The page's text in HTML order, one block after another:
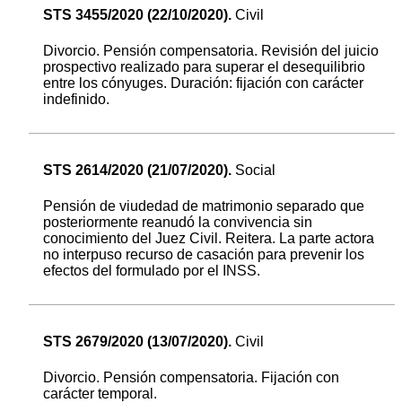
STS 3455/2020 (22/10/2020). Civil
Divorcio. Pensión compensatoria. Revisión del juicio
prospectivo realizado para superar el desequilibrio
entre los cónyuges. Duración: fijación con carácter
indefinido.
STS 2614/2020 (21/07/2020). Social
Pensión de viudedad de matrimonio separado que
posteriormente reanudó la convivencia sin
conocimiento del Juez Civil. Reitera. La parte actora
no interpuso recurso de casación para prevenir los
efectos del formulado por el INSS.
STS 2679/2020 (13/07/2020). Civil
Divorcio. Pensión compensatoria. Fijación con
carácter temporal.